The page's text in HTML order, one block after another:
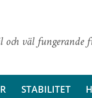
och väl fungerande
STABILITET